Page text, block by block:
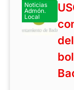
Noticias
Admón.
Local